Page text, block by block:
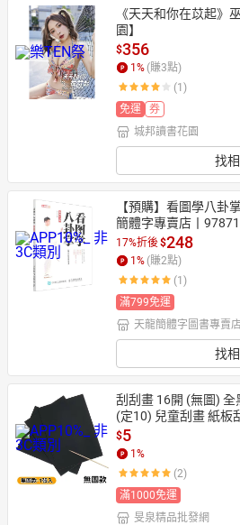
《天天和你在苡起》
園】
$356
1 % (賺3點)
(1)
免運
券
城邦讀書花園
找
【預購】看圖學八卦
簡體字專賣店丨
17%折後$248
1 % (賺2點)
(1)
滿799免運
天龍簡體字圖書專賣
找
刮刮畫 16開 (無圖)
(定10) 兒童刮畫 紙板
-瑋【APP滿額下單
點)】8/31止
$5
1 %
(2)
滿1000免運
旻泉精品批發網